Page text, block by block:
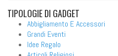
TIPOLOGIEDI GADGET
Abbigliamento E Accessori
Grandi Eventi
Idee Regalo